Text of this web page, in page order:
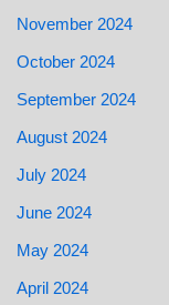
November 2024
October 2024
September 2024
August 2024
July 2024
June 2024
May 2024
April 2024